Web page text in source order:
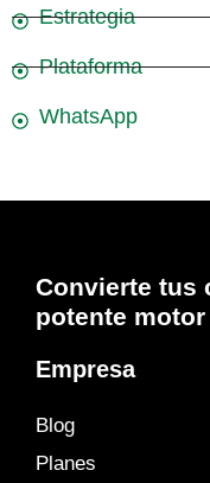
Estrategia
Plataforma
WhatsApp
Convierte tus
potente
Empresa
Blog
Planes